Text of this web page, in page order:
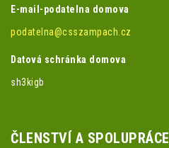
E-mail-podatelna domova
podatelna@csszampach.cz
Datová schránka domova
sh3kigb
ČLENSTVÍ A SPOLUPRÁCE